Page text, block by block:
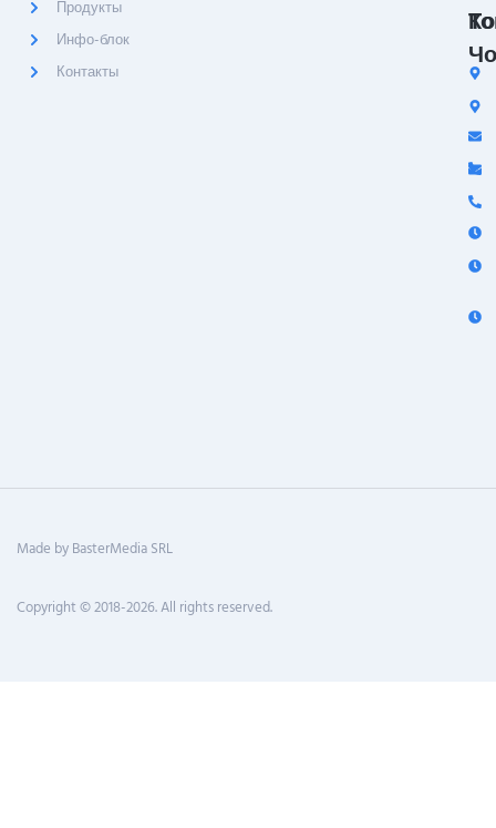
Продукты
Инфо-блок
Контакты
Made by BasterMedia SRL
Copyright © 2018-2026. All rights reserved.